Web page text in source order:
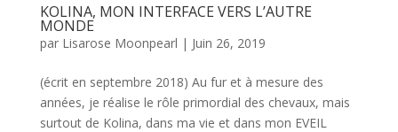
KOLINA, MON INTERFACE VERS L’AUTRE
MONDE
par Lisarose Moonpearl | Juin 26, 2019
(écrit en septembre 2018) Au fur et à mesure des
années, je réalise le rôle primordial des chevaux, mais
surtout de Kolina, dans ma vie et dans mon EVEIL